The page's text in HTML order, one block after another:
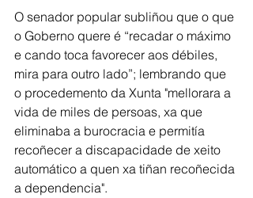
O senador popular subliñou que o que
o Goberno quere é “recadar o máximo
e cando toca favorecer aos débiles,
mira para outro lado”; lembrando que
o procedemento da Xunta "mellorara a
vida de miles de persoas, xa que
eliminaba a burocracia e permitía
recoñecer a discapacidade de xeito
automático a quen xa tiñan recoñecida
a dependencia".